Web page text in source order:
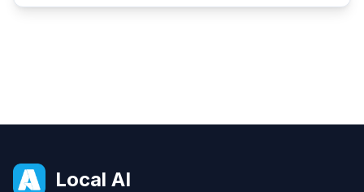
というものです。完全にオフラインで動作し、このツールは
Local AI